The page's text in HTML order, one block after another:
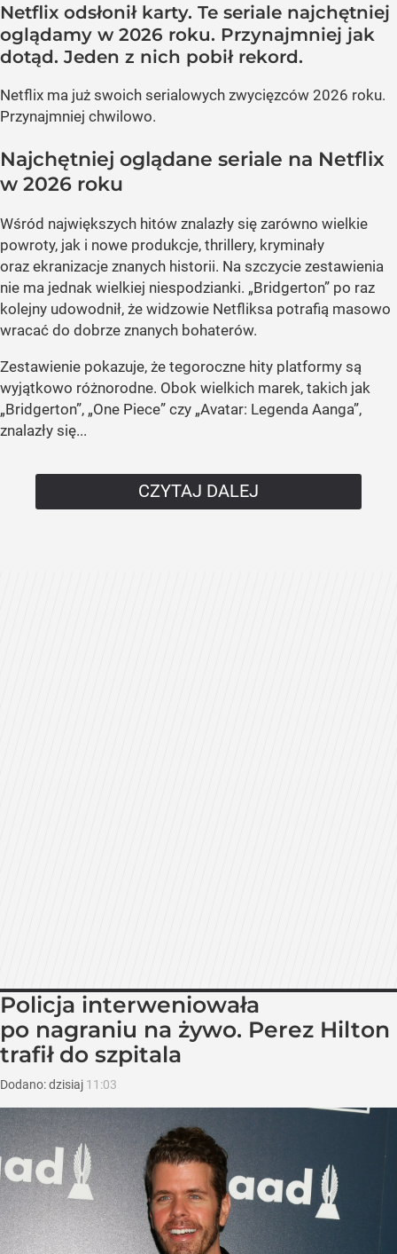
Netflix odsłonił karty. Te seriale najchętniej
oglądamy w 2026 roku. Przynajmniej jak
dotąd. Jeden z nich pobił rekord.
Netflix ma już swoich serialowych zwycięzców 2026 roku.
Przynajmniej chwilowo.
Najchętniej oglądane seriale na Netflix
w 2026 roku
Wśród największych hitów znalazły się zarówno wielkie
powroty, jak i nowe produkcje, thrillery, kryminały
oraz ekranizacje znanych historii. Na szczycie zestawienia
nie ma jednak wielkiej niespodzianki. „Bridgerton” po raz
kolejny udowodnił, że widzowie Netfliksa potrafią masowo
wracać do dobrze znanych bohaterów.
Zestawienie pokazuje, że tegoroczne hity platformy są
wyjątkowo różnorodne. Obok wielkich marek, takich jak
„Bridgerton”, „One Piece” czy „Avatar: Legenda Aanga”,
znalazły się...
CZYTAJ DALEJ
Policja interweniowała
po nagraniu na żywo. Perez Hilton
trafił do szpitala
Dodano:dzisiaj 11:03